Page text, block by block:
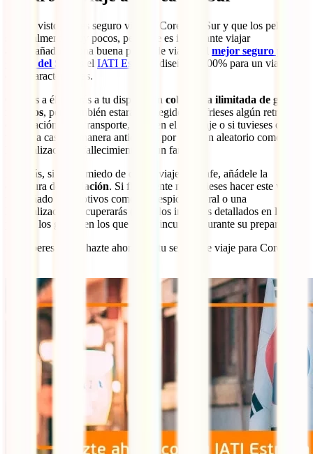
Ya has visto que es seguro viajar a Corea del Sur y que los peligros
son realmente muy pocos, pero que es importante viajar
acompañado de una buena póliza de viajes. El mejor seguro para
Corea del Sur
es el IATI Estrella
, diseñado 100% para un viaje de
estas características.
Gracias a él tendrás a tu disposición cobertura ilimitada de gastos
médicos, pero también estarás protegido si sufrieses algún retraso o
cancelación en el transporte, robo en el equipaje o si tuvieses que
volver a casa de manera anticipada por algo tan aleatorio como la
hospitalización o fallecimiento de un familiar.
Además, si tienes miedo de que tu viaje se chafe, añádele la
cobertura de
anulación. Si finalmente no pudieses hacer este viaje
tan soñado por motivos como un despido laboral o una
hospitalización, recuperarás (hasta los importes detallados en la
póliza) los gastos en los que hayas incurrido durante su preparación.
No esperes más y hazte ahora con tu seguro de viaje para Corea del